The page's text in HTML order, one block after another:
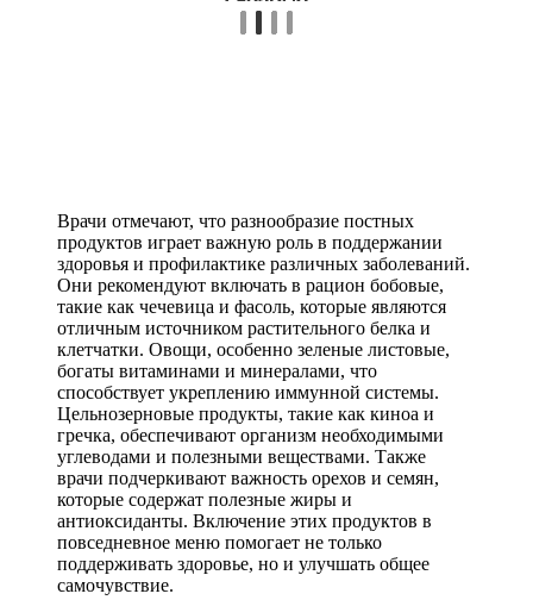
Врачи отмечают, что разнообразие постных
продуктов играет важную роль в поддержании
здоровья и профилактике различных заболеваний.
Они рекомендуют включать в рацион бобовые,
такие как чечевица и фасоль, которые являются
отличным источником растительного белка и
клетчатки. Овощи, особенно зеленые листовые,
богаты витаминами и минералами, что
способствует укреплению иммунной системы.
Цельнозерновые продукты, такие как киноа и
гречка, обеспечивают организм необходимыми
углеводами и полезными веществами. Также
врачи подчеркивают важность орехов и семян,
которые содержат полезные жиры и
антиоксиданты. Включение этих продуктов в
повседневное меню помогает не только
поддерживать здоровье, но и улучшать общее
самочувствие.